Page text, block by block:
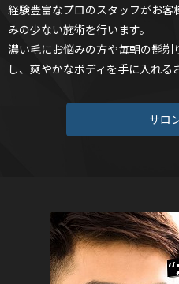
経験豊富なプロのスタッフがお客
みの少ない施術を行います。
濃い毛にお悩みの方や毎朝の髭剃
し、爽やかなボディを手に入れる
サロ